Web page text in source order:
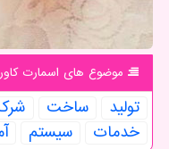
موضوع های اسمارت كاور
تولید ساخت
خدمات
سیستم